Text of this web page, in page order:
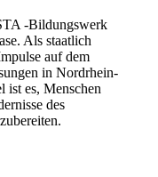
-Bildungswerk
Als staatlich
auf dem
in Nordrhein-
ist es, Menschen
des